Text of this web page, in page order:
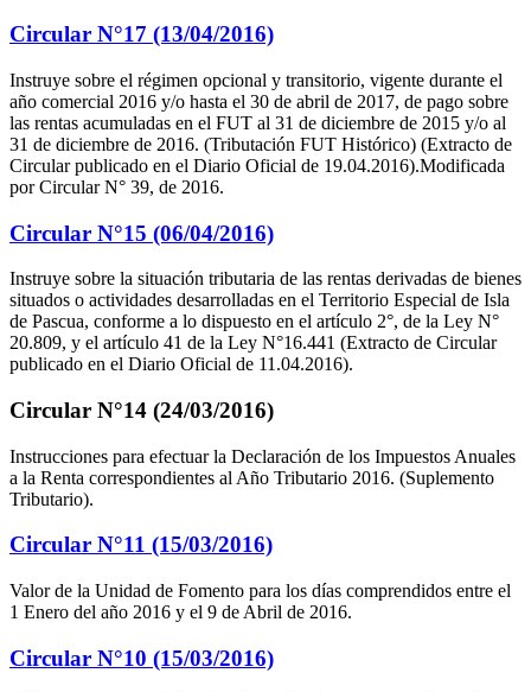
Circular N°17 (13/04/2016)
Instruye sobre el régimen opcional y transitorio, vigente durante el
año comercial 2016 y/o hasta el 30 de abril de 2017, de pago sobre
las rentas acumuladas en el FUT al 31 de diciembre de 2015 y/o al
31 de diciembre de 2016. (Tributación FUT Histórico) (Extracto de
Circular publicado en el Diario Oficial de 19.04.2016).Modificada
por Circular N° 39, de 2016.
Circular N°15 (06/04/2016)
Instruye sobre la situación tributaria de las rentas derivadas de bienes
situados o actividades desarrolladas en el Territorio Especial de Isla
de Pascua, conforme a lo dispuesto en el artículo 2°, de la Ley N°
20.809, y el artículo 41 de la Ley N°16.441 (Extracto de Circular
publicado en el Diario Oficial de 11.04.2016).
Circular N°14 (24/03/2016)
Instrucciones para efectuar la Declaración de los Impuestos Anuales
a la Renta correspondientes al Año Tributario 2016. (Suplemento
Tributario).
Circular N°11 (15/03/2016)
Valor de la Unidad de Fomento para los días comprendidos entre el
1 Enero del año 2016 y el 9 de Abril de 2016.
Circular N°10 (15/03/2016)